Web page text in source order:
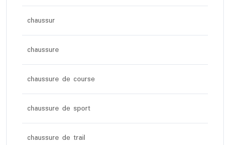
chaussur
chaussure
chaussure de course
chaussure de sport
chaussure de trail